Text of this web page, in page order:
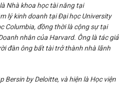
Nhà khoa học tài năng tại
lý kinh doanh tại Đại học University
Columbia, đồng thời là cộng sự tại
nhân của Harvard. Ông là tác giả
đàn ông bất tài trở thành nhà lãnh
Bersin by Deloitte, và hiện là Học viện